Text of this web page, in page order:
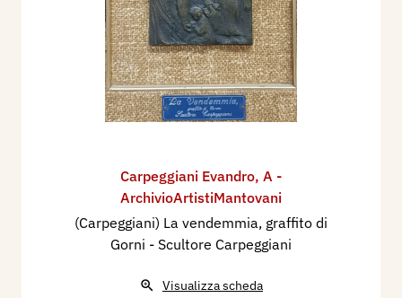
Carpeggiani Evandro, A -
ArchivioArtistiMantovani
(Carpeggiani) La vendemmia, graffito di
Gorni - Scultore Carpeggiani
Visualizza scheda